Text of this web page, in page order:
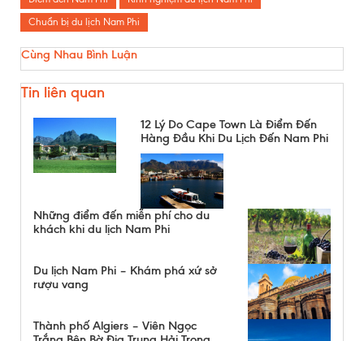
Chuẩn bị du lịch Nam Phi
Cùng Nhau Bình Luận
Tin liên quan
12 Lý Do Cape Town Là Điểm Đến
Hàng Đầu Khi Du Lịch Đến Nam Phi
Những điểm đến miễn phí cho du
khách khi du lịch Nam Phi
Du lịch Nam Phi – Khám phá xứ sở
rượu vang
Thành phố Algiers – Viên Ngọc